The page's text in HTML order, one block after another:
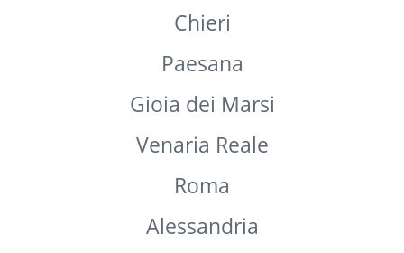
Pesaro
Peveragno
Alba
Bra
Verzuolo
Chieri